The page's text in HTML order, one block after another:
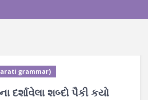
grammar)
દર્શાવેલા શબ્દો પૈકી કયો